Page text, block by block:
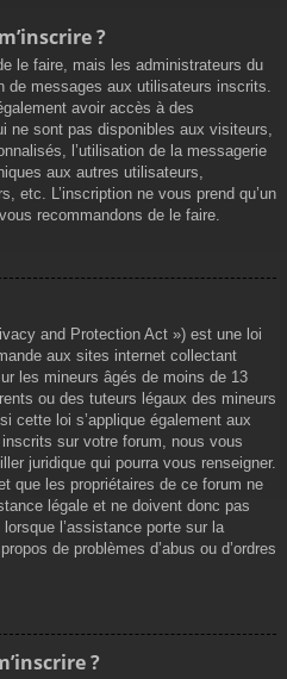
?
le faire, mais les administrateurs du
messages aux utilisateurs inscrits.
avoir accès à des
ne sont pas disponibles aux visiteurs,
l’utilisation de la messagerie
aux autres utilisateurs,
etc. L’inscription ne vous prend qu’un
recommandons de le faire.
and Protection Act ») est une loi
aux sites internet collectant
les mineurs âgés de moins de 13
ou des tuteurs légaux des mineurs
cette loi s’applique également aux
sur votre forum, nous vous
juridique qui pourra vous renseigner.
que les propriétaires de ce forum ne
légale et ne doivent donc pas
l’assistance porte sur la
de problèmes d’abus ou d’ordres
?